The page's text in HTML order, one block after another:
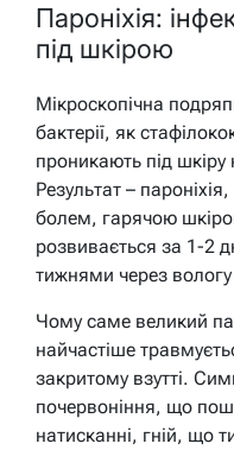
Пароніхія:
під шкірою
Мікроскопічна
бактерії, як
проникають під шкіру
Результат –
болем, гарячою
розвивається за 1-2
тижнями через вологу
Чому саме великий
найчастіше
закритому взутті.
почервоніння, що
натисканні, гній, що